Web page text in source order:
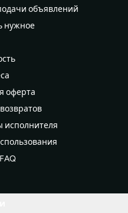
объявлений
нужное
оферта
исполнителя